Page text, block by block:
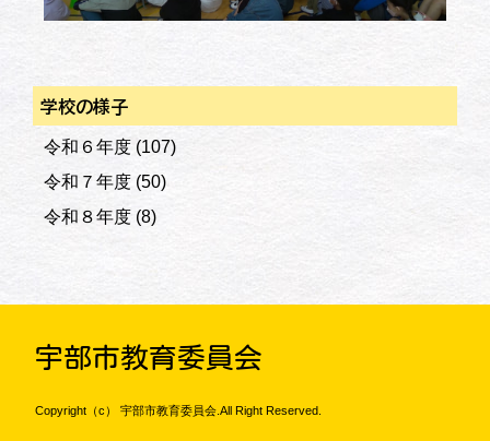
学校の様子
令和６年度 (107)
令和７年度 (50)
令和８年度 (8)
宇部市教育委員会
Copyright（c） 宇部市教育委員会.All Right Reserved.